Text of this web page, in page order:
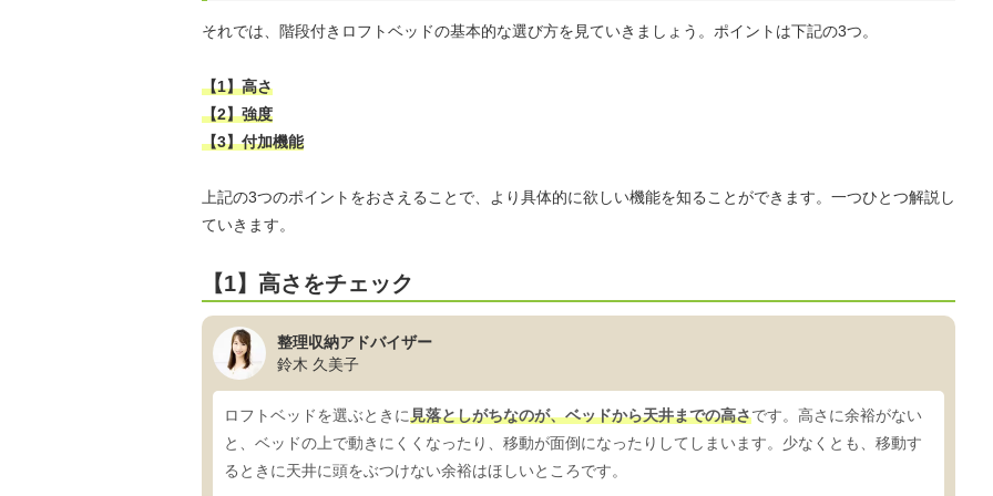
それでは、階段付きロフトベッドの基本的な選び方を見ていきましょう。ポイントは下記の3つ。
【1】高さ
【2】強度
【3】付加機能
上記の3つのポイントをおさえることで、より具体的に欲しい機能を知ることができます。一つひとつ解説し
ていきます。
【1】高さをチェック
整理収納アドバイザー
鈴木 久美子
ロフトベッドを選ぶときに見落としがちなのが、ベッドから天井までの高さです。高さに余裕がない
と、ベッドの上で動きにくくなったり、移動が面倒になったりしてしまいます。少なくとも、移動す
るときに天井に頭をぶつけない余裕はほしいところです。